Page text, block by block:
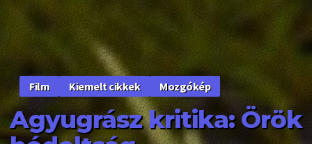
Film Kiemelt cikkek Mozgókép
Agyugrász kritika: Örök